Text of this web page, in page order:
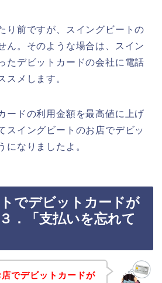
り前ですが、スイングビートの
ん。そのような場合は、スイン
たデビットカードの会社に電話
スメします。
ードの利用金額を最高値に上げ
スイングビートのお店でデビッ
になりましたよ。
でデビットカードが
．「支払いを忘れて
でデビットカードが